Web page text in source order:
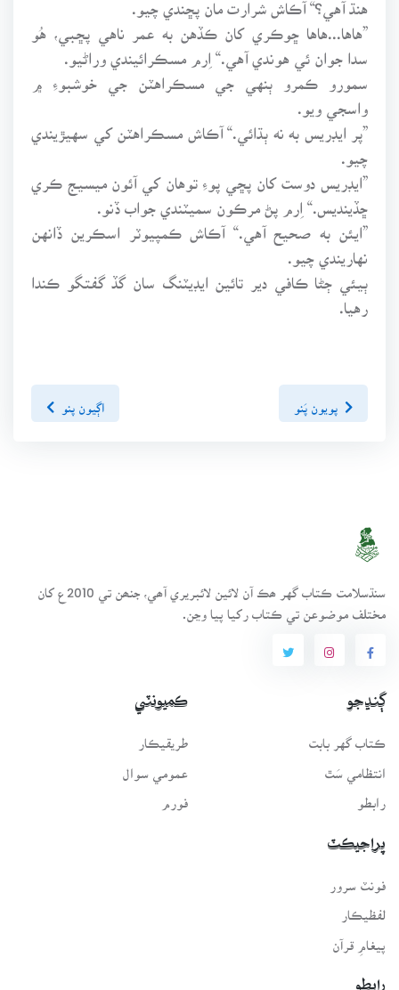
هنڌ آهي؟“ آڪاش شرارت مان پڇندي چيو.
”هاها...هاها ڇوڪري کان ڪڏهن به عمر ناهي پڇبي، هُو
سدا جوان ئي هوندي آهي.“ اِرم مسڪرائيندي وراڻيو.
سمورو ڪمرو ٻنهي جي مسڪراهٽن جي خوشبوءِ ۾
واسجي ويو.
”پر ايڊريس به نه ٻڌائي.“ آڪاش مسڪراهٽن کي سهيڙيندي
”ايڊريس دوست کان پڇي پوءِ توهان کي آئون ميسيج ڪري
ڇڏينديس.“ اِرم پڻ مرڪون سميٽندي جواب ڏنو.
”ايئن به صحيح آهي.“ آڪاش ڪمپيوٽر اسڪرين ڏانهن
نهاريندي چيو.
ٻيئي ڄڻا ڪافي دير تائين ايڊيٽنگ سان گڏ گفتگو ڪندا
رهيا.
پويون پَنو اڳيون پنو
سنڌسلامت ڪتاب گهر ھڪ آن لائين لائبريري آھي، جنھن تي 2010ع کان
مختلف موضوعن تي ڪتاب رکيا پيا وڃن.
ڳنڍجو
ڪتاب گهر بابت
انتظامي سَٿ
رابطو
ڪميونٽي
طريقيڪار
عمومي سوال
فورم
پراجيڪٽ
لفظيڪار
پيغامِ قرآن